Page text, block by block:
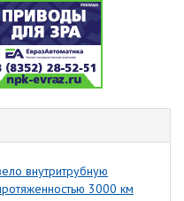
внутритрубную
3000 км